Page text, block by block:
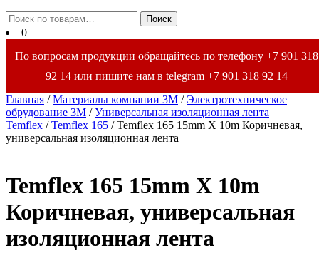
Закрыть
меню
Искать: Поиск
0
По вопросам продукции обращайтесь по телефону +7 901 318
92 14 или пишите нам в telegram +7 901 318 92 14
Главная /Материалы компании 3М /Электротехническое
обрудование 3М /Универсальная изоляционная лента
Temflex /Temflex 165 / Temflex 165 15mm X 10m Коричневая,
универсальная изоляционная лента
Temflex 165 15mm X 10m
Коричневая, универсальная
изоляционная лента